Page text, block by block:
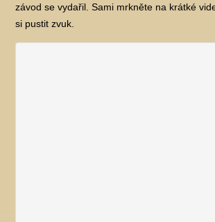
závod se vydařil. Sami mrkněte na krátké
si pustit zvuk.